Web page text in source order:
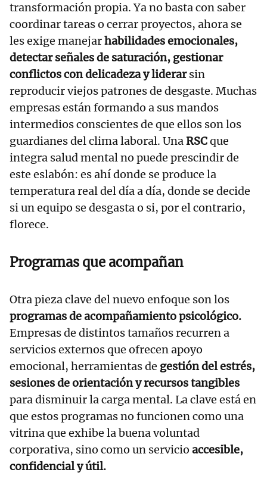
transformación propia. Ya no basta con saber
coordinar tareas o cerrar proyectos, ahora se
les exige manejarhabilidades emocionales,
detectar señales de saturación, gestionar
conflictos con delicadeza y liderarsin
reproducir viejos patrones de desgaste. Muchas
empresas están formando a sus mandos
intermedios conscientes de que ellos son los
guardianes del clima laboral. UnaRSCque
integra salud mental no puede prescindir de
este eslabón: es ahí donde se produce la
temperatura real del día a día, donde se decide
si un equipo se desgasta o si, por el contrario,
florece.
Programas que acompañan
Otra pieza clave del nuevo enfoque son los
programas de acompañamiento psicológico.
Empresas de distintos tamaños recurren a
servicios externos que ofrecen apoyo
emocional, herramientas de gestión del estrés,
sesiones de orientación y recursos tangibles
para disminuir la carga mental. La clave está en
que estos programas no funcionen como una
vitrina que exhibe la buena voluntad
corporativa, sino como un servicio accesible,
confidencial y útil.